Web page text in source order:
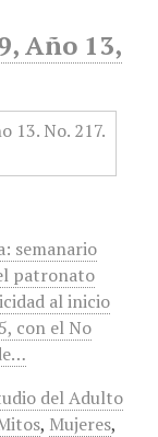
Año 13,
semanario
patronato
al inicio
con el No
del Adulto
, Mujeres,